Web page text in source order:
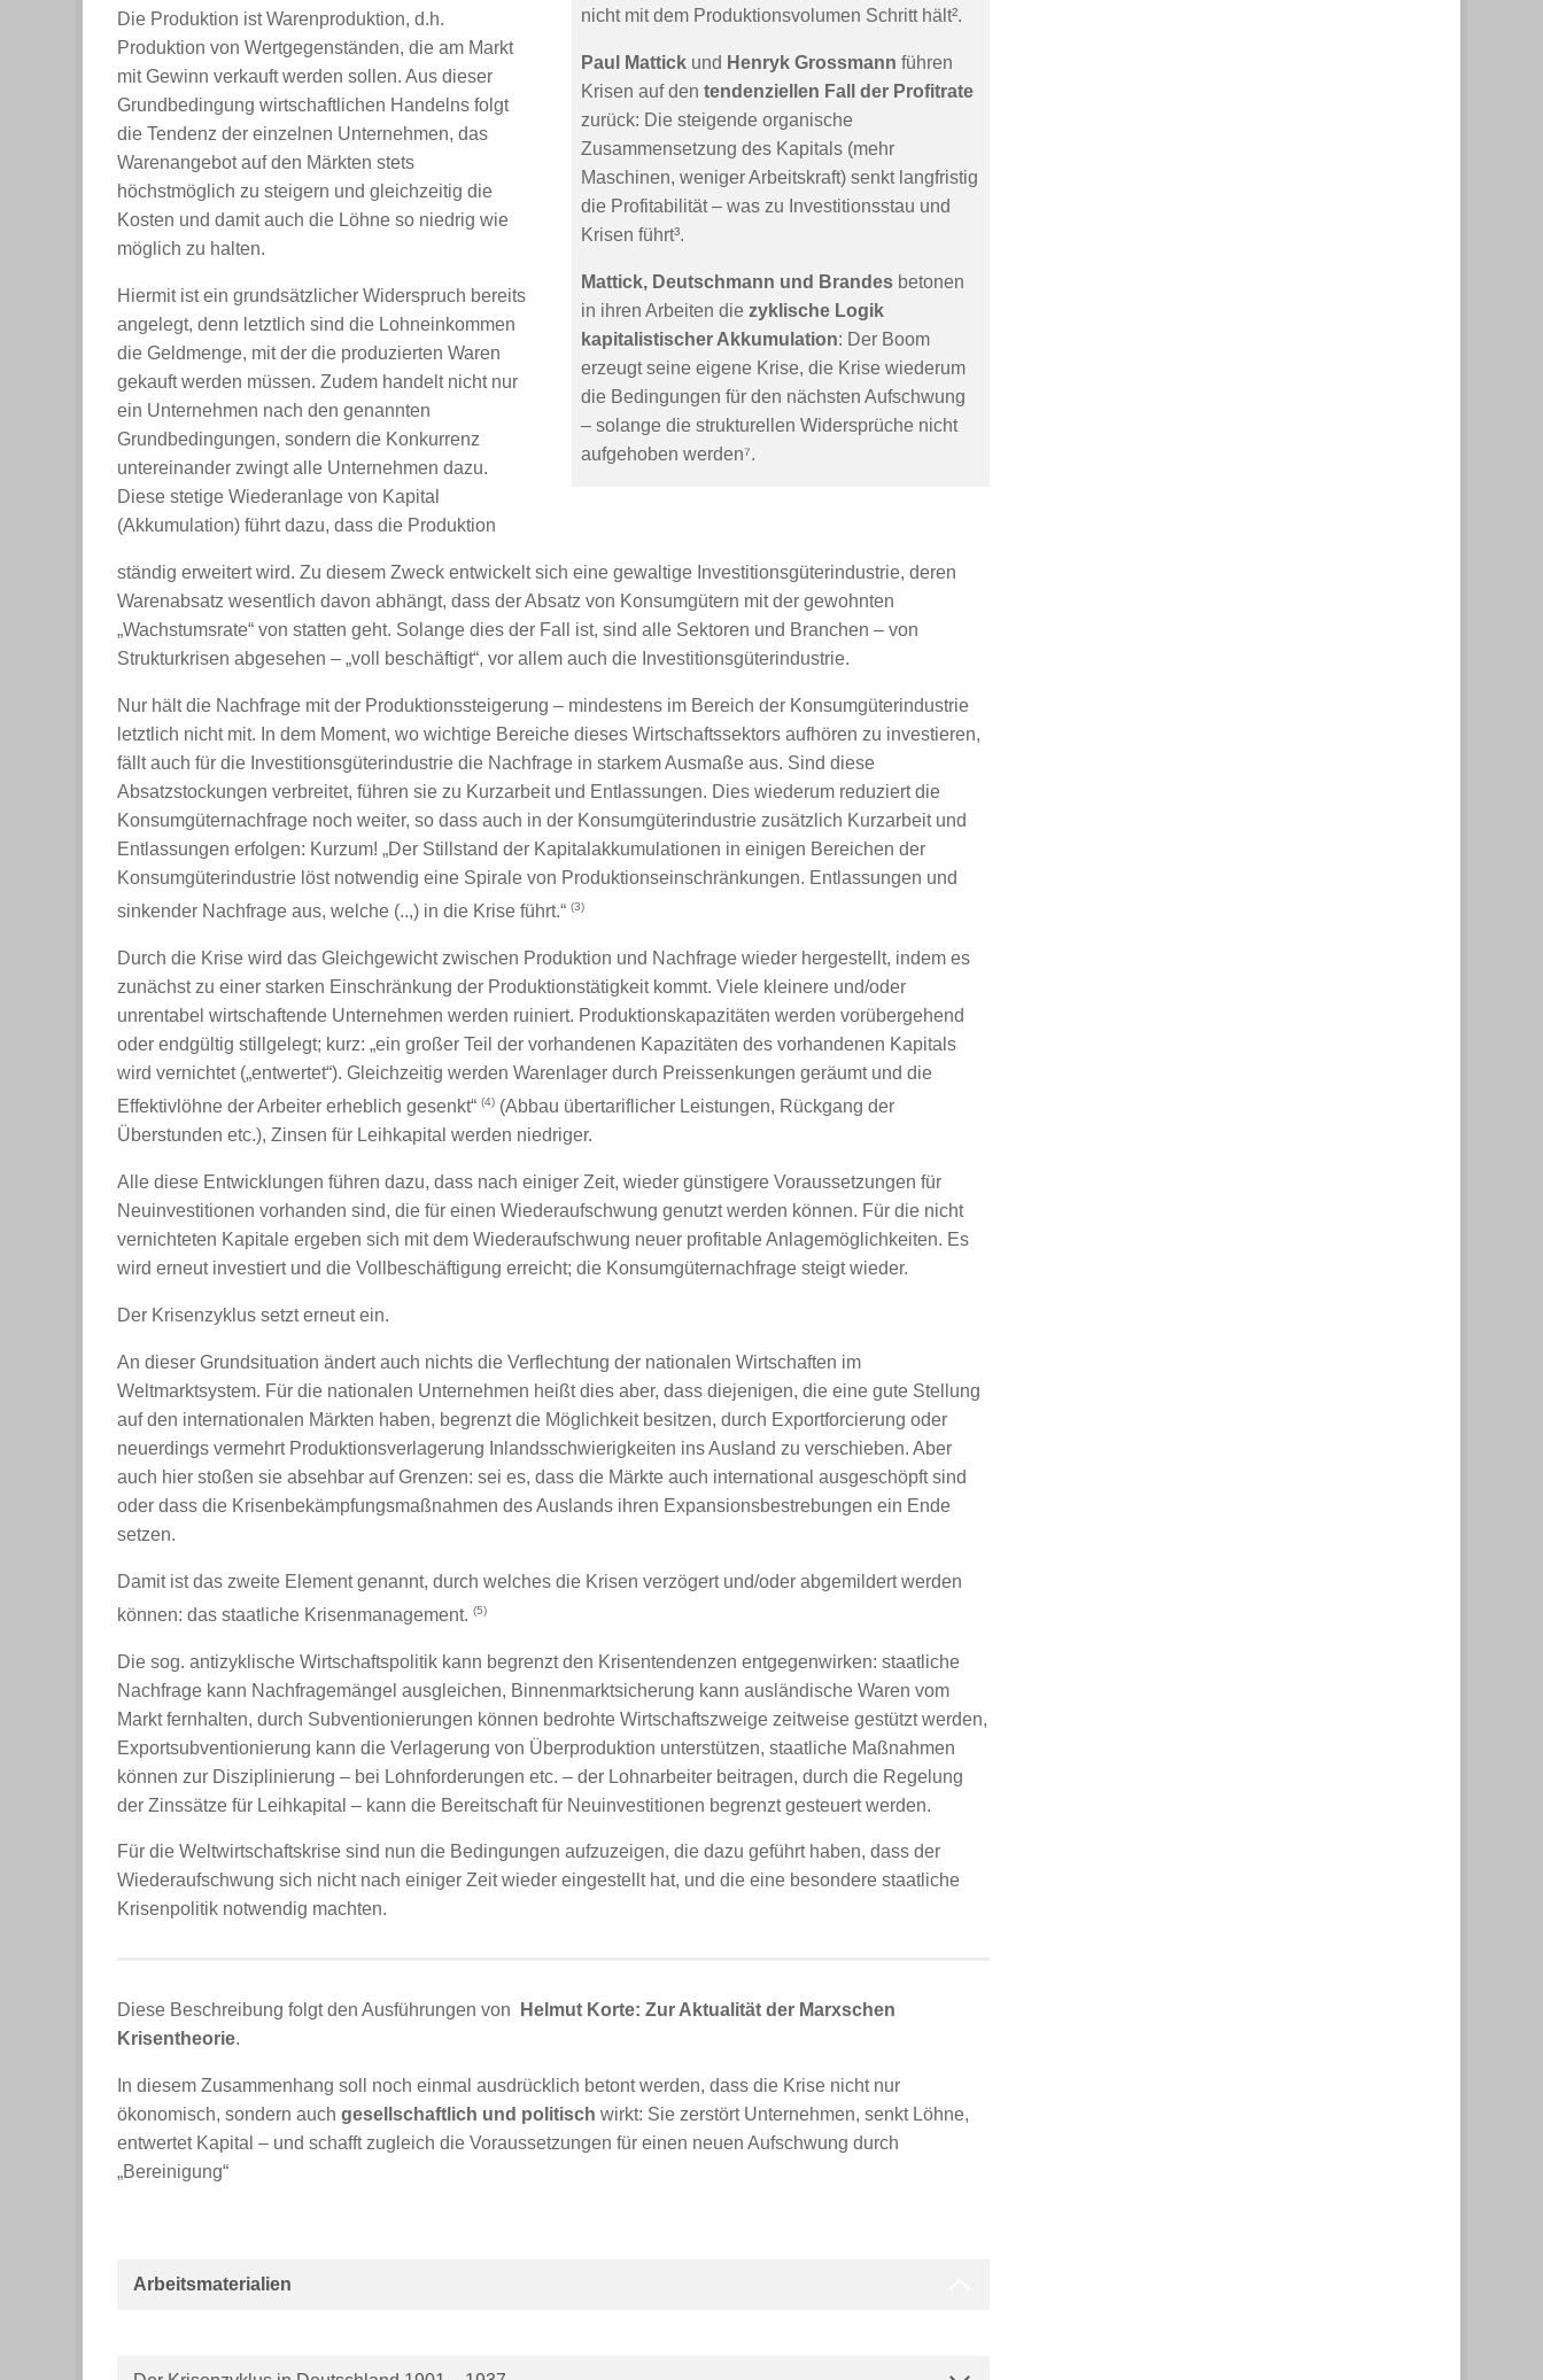
Die Produktion ist Warenproduktion, d.h.
Produktion von Wertgegenständen, die am Markt
mit Gewinn verkauft werden sollen. Aus dieser
Grundbedingung wirtschaftlichen Handelns folgt
die Tendenz der einzelnen Unternehmen, das
Warenangebot auf den Märkten stets
höchstmöglich zu steigern und gleichzeitig die
Kosten und damit auch die Löhne so niedrig wie
möglich zu halten.
Hiermit ist ein grundsätzlicher Widerspruch bereits
angelegt, denn letztlich sind die Lohneinkommen
die Geldmenge, mit der die produzierten Waren
gekauft werden müssen. Zudem handelt nicht nur
ein Unternehmen nach den genannten
Grundbedingungen, sondern die Konkurrenz
untereinander zwingt alle Unternehmen dazu.
Diese stetige Wiederanlage von Kapital
(Akkumulation) führt dazu, dass die Produktion
nicht mit dem Produktionsvolumen Schritt hält².
Paul Mattickund Henryk Grossmann führen
Krisen auf den tendenziellen Fall der Profitrate
zurück: Die steigende organische
Zusammensetzung des Kapitals (mehr
Maschinen, weniger Arbeitskraft) senkt langfristig
die Profitabilität – was zu Investitionsstau und
Krisen führt³.
Mattick, Deutschmann und Brandesbetonen
in ihren Arbeiten die zyklische Logik
kapitalistischer Akkumulation: Der Boom
erzeugt seine eigene Krise, die Krise wiederum
die Bedingungen für den nächsten Aufschwung
– solange die strukturellen Widersprüche nicht
aufgehoben werden⁷.
ständig erweitert wird. Zu diesem Zweck entwickelt sich eine gewaltige Investitionsgüterindustrie, deren
Warenabsatz wesentlich davon abhängt, dass der Absatz von Konsumgütern mit der gewohnten
„Wachstumsrate“ von statten geht. Solange dies der Fall ist, sind alle Sektoren und Branchen – von
Strukturkrisen abgesehen – „voll beschäftigt“, vor allem auch die Investitionsgüterindustrie.
Nur hält die Nachfrage mit der Produktionssteigerung – mindestens im Bereich der Konsumgüterindustrie
letztlich nicht mit. In dem Moment, wo wichtige Bereiche dieses Wirtschaftssektors aufhören zu investieren,
fällt auch für die Investitionsgüterindustrie die Nachfrage in starkem Ausmaße aus. Sind diese
Absatzstockungen verbreitet, führen sie zu Kurzarbeit und Entlassungen. Dies wiederum reduziert die
Konsumgüternachfrage noch weiter, so dass auch in der Konsumgüterindustrie zusätzlich Kurzarbeit und
Entlassungen erfolgen: Kurzum! „Der Stillstand der Kapitalakkumulationen in einigen Bereichen der
Konsumgüterindustrie löst notwendig eine Spirale von Produktionseinschränkungen. Entlassungen und
sinkender Nachfrage aus, welche (..,) in die Krise führt.“ (3)
Durch die Krise wird das Gleichgewicht zwischen Produktion und Nachfrage wieder hergestellt, indem es
zunächst zu einer starken Einschränkung der Produktionstätigkeit kommt. Viele kleinere und/oder
unrentabel wirtschaftende Unternehmen werden ruiniert. Produktionskapazitäten werden vorübergehend
oder endgültig stillgelegt; kurz: „ein großer Teil der vorhandenen Kapazitäten des vorhandenen Kapitals
wird vernichtet („entwertet“). Gleichzeitig werden Warenlager durch Preissenkungen geräumt und die
Effektivlöhne der Arbeiter erheblich gesenkt“ (4) (Abbau übertariflicher Leistungen, Rückgang der
Überstunden etc.), Zinsen für Leihkapital werden niedriger.
Alle diese Entwicklungen führen dazu, dass nach einiger Zeit, wieder günstigere Voraussetzungen für
Neuinvestitionen vorhanden sind, die für einen Wiederaufschwung genutzt werden können. Für die nicht
vernichteten Kapitale ergeben sich mit dem Wiederaufschwung neuer profitable Anlagemöglichkeiten. Es
wird erneut investiert und die Vollbeschäftigung erreicht; die Konsumgüternachfrage steigt wieder.
Der Krisenzyklus setzt erneut ein.
An dieser Grundsituation ändert auch nichts die Verflechtung der nationalen Wirtschaften im
Weltmarktsystem. Für die nationalen Unternehmen heißt dies aber, dass diejenigen, die eine gute Stellung
auf den internationalen Märkten haben, begrenzt die Möglichkeit besitzen, durch Exportforcierung oder
neuerdings vermehrt Produktionsverlagerung Inlandsschwierigkeiten ins Ausland zu verschieben. Aber
auch hier stoßen sie absehbar auf Grenzen: sei es, dass die Märkte auch international ausgeschöpft sind
oder dass die Krisenbekämpfungsmaßnahmen des Auslands ihren Expansionsbestrebungen ein Ende
setzen.
Damit ist das zweite Element genannt, durch welches die Krisen verzögert und/oder abgemildert werden
können: das staatliche Krisenmanagement. (5)
Die sog. antizyklische Wirtschaftspolitik kann begrenzt den Krisentendenzen entgegenwirken: staatliche
Nachfrage kann Nachfragemängel ausgleichen, Binnenmarktsicherung kann ausländische Waren vom
Markt fernhalten, durch Subventionierungen können bedrohte Wirtschaftszweige zeitweise gestützt werden,
Exportsubventionierung kann die Verlagerung von Überproduktion unterstützen, staatliche Maßnahmen
können zur Disziplinierung – bei Lohnforderungen etc. – der Lohnarbeiter beitragen, durch die Regelung
der Zinssätze für Leihkapital – kann die Bereitschaft für Neuinvestitionen begrenzt gesteuert werden.
Für die Weltwirtschaftskrise sind nun die Bedingungen aufzuzeigen, die dazu geführt haben, dass der
Wiederaufschwung sich nicht nach einiger Zeit wieder eingestellt hat, und die eine besondere staatliche
Krisenpolitik notwendig machten.
Diese Beschreibung folgt den Ausführungen von
Helmut Korte: Zur Aktualität der Marxschen
Krisentheorie.
In diesem Zusammenhang soll noch einmal ausdrücklich betont werden, dass die Krise nicht nur
ökonomisch, sondern auch gesellschaftlich und politisch wirkt: Sie zerstört Unternehmen, senkt Löhne,
entwertet Kapital – und schafft zugleich die Voraussetzungen für einen neuen Aufschwung durch
„Bereinigung“
Arbeitsmaterialien